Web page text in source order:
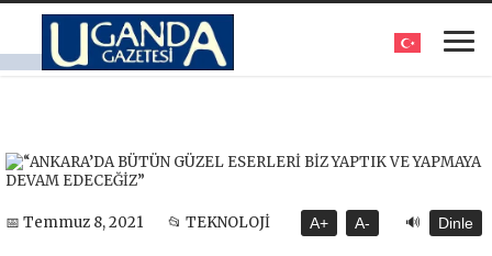
📅 Temmuz 8, 2021 📂 TEKNOLOJİ A+ A- 🔊 Dinle